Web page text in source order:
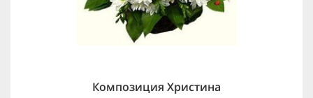
Композиция Христина